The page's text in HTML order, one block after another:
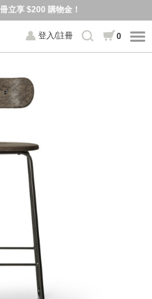
立享 $200 購物金！
登入/註冊 0